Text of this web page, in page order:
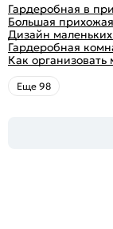
Гардеробная в
виды, фото в
идеи дизайна
Большая
функциональным
распределением
Дизайн
10 идей для
интерьера с фото
Гардеробная
дизайн,
по обустройству,
Как организовать
хранения на
Eще 98